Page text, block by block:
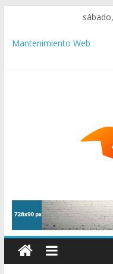
Mantenimiento Web
pagina-web-gratis-
La elección de
¿Por qué contratar una